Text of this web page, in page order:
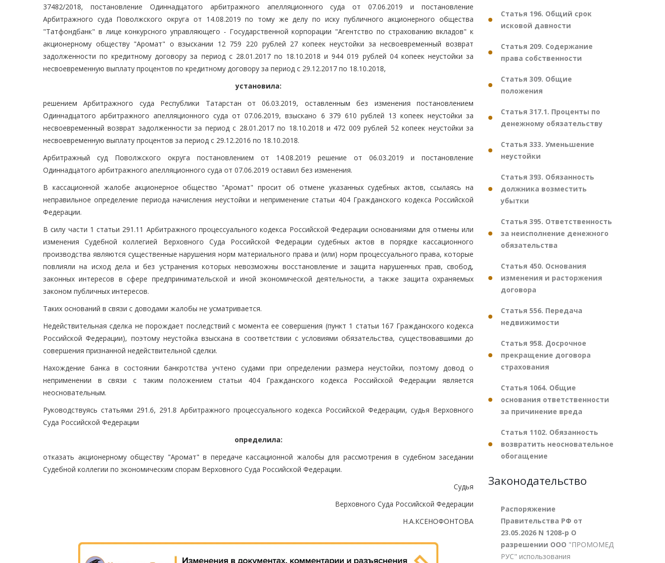
37482/2018, постановление Одиннадцатого арбитражного апелляционного суда от 07.06.2019 и постановление
Арбитражного суда Поволжского округа от 14.08.2019 по тому же делу по иску публичного акционерного общества
"Татфондбанк" в лице конкурсного управляющего - Государственной корпорации "Агентство по страхованию вкладов" к
акционерному обществу "Аромат" о взыскании 12 759 220 рублей 27 копеек неустойки за несвоевременный возврат
задолженности по кредитному договору за период с 28.01.2017 по 18.10.2018 и 944 019 рублей 04 копеек неустойки за
несвоевременную выплату процентов по кредитному договору за период с 29.12.2017 по 18.10.2018,
установила:
решением Арбитражного суда Республики Татарстан от 06.03.2019, оставленным без изменения постановлением
Одиннадцатого арбитражного апелляционного суда от 07.06.2019, взыскано 6 379 610 рублей 13 копеек неустойки за
несвоевременный возврат задолженности за период с 28.01.2017 по 18.10.2018 и 472 009 рублей 52 копеек неустойки за
несвоевременную выплату процентов за период с 29.12.2016 по 18.10.2018.
Арбитражный суд Поволжского округа постановлением от 14.08.2019 решение от 06.03.2019 и постановление
Одиннадцатого арбитражного апелляционного суда от 07.06.2019 оставил без изменения.
В кассационной жалобе акционерное общество "Аромат" просит об отмене указанных судебных актов, ссылаясь на
неправильное определение периода начисления неустойки и неприменение статьи 404 Гражданского кодекса Российской
Федерации.
В силу части 1 статьи 291.11 Арбитражного процессуального кодекса Российской Федерации основаниями для отмены или
изменения Судебной коллегией Верховного Суда Российской Федерации судебных актов в порядке кассационного
производства являются существенные нарушения норм материального права и (или) норм процессуального права, которые
повлияли на исход дела и без устранения которых невозможны восстановление и защита нарушенных прав, свобод,
законных интересов в сфере предпринимательской и иной экономической деятельности, а также защита охраняемых
законом публичных интересов.
Таких оснований в связи с доводами жалобы не усматривается.
Недействительная сделка не порождает последствий с момента ее совершения (пункт 1 статьи 167 Гражданского кодекса
Российской Федерации), поэтому неустойка взыскана в соответствии с условиями обязательства, существовавшими до
совершения признанной недействительной сделки.
Нахождение банка в состоянии банкротства учтено судами при определении размера неустойки, поэтому довод о
неприменении в связи с таким положением статьи 404 Гражданского кодекса Российской Федерации является
неосновательным.
Руководствуясь статьями 291.6, 291.8 Арбитражного процессуального кодекса Российской Федерации, судья Верховного
Суда Российской Федерации
определила:
отказать акционерному обществу "Аромат" в передаче кассационной жалобы для рассмотрения в судебном заседании
Судебной коллегии по экономическим спорам Верховного Суда Российской Федерации.
Судья
Верховного Суда Российской Федерации
Н.А.КСЕНОФОНТОВА
Статья 196. Общий срок
исковой давности
Статья 209. Содержание
права собственности
Статья 309. Общие
положения
Статья 317.1. Проценты по
денежному обязательству
Статья 333. Уменьшение
неустойки
Статья 393. Обязанность
должника возместить
убытки
Статья 395. Ответственность
за неисполнение денежного
обязательства
Статья 450. Основания
изменения и расторжения
договора
Статья 556. Передача
недвижимости
Статья 958. Досрочное
прекращение договора
страхования
Статья 1064. Общие
основания ответственности
за причинение вреда
Статья 1102. Обязанность
возвратить неосновательное
обогащение
Законодательство
Распоряжение
Правительства РФ от
23.05.2026 N 1208-р О
разрешении ООО "ПРОМОМЕД
РУС" использования